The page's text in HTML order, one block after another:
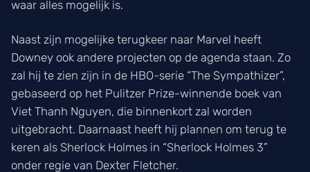
waar alles mogelijk is.
Naast zijn mogelijke terugkeer naar Marvel heeft
Downey ook andere projecten op de agenda staan. Zo
zal hij te zien zijn in de HBO-serie “The Sympathizer”,
gebaseerd op het Pulitzer Prize-winnende boek van
Viet Thanh Nguyen, die binnenkort zal worden
uitgebracht. Daarnaast heeft hij plannen om terug te
keren als Sherlock Holmes in “Sherlock Holmes 3”
onder regie van Dexter Fletcher.